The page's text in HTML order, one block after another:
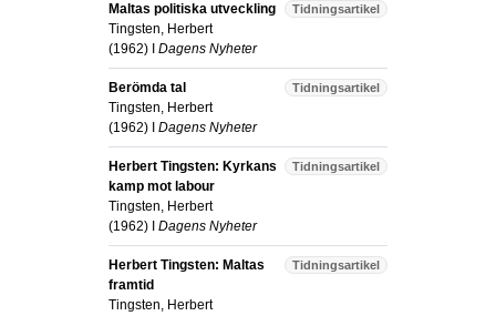
Tidningsartikel
Maltas politiska utveckling
Tingsten, Herbert
(1962) I Dagens Nyheter
Tidningsartikel
Berömda tal
Tingsten, Herbert
(1962) I Dagens Nyheter
Tidningsartikel
Herbert Tingsten: Kyrkans
kamp mot labour
Tingsten, Herbert
(1962) I Dagens Nyheter
Tidningsartikel
Herbert Tingsten: Maltas
framtid
Tingsten, Herbert